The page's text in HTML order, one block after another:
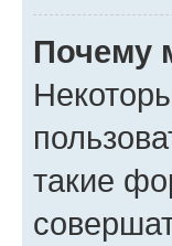
Почему
такие